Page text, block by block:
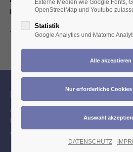
bei Interesse bitte in der Geschäftsstelle
Zurück zur Eventübersicht
Als Interessensvertretung engagieren wir
Leidenschaft für jeden Zahntechniker bei
Zahntechnik. Wir blicken mit Stolz zurück
Externe Medien wie Google Fonts,
OpenStreetMap und Youtube
Statistik
Google Analytics und Matomo
DATENSCHUTZ